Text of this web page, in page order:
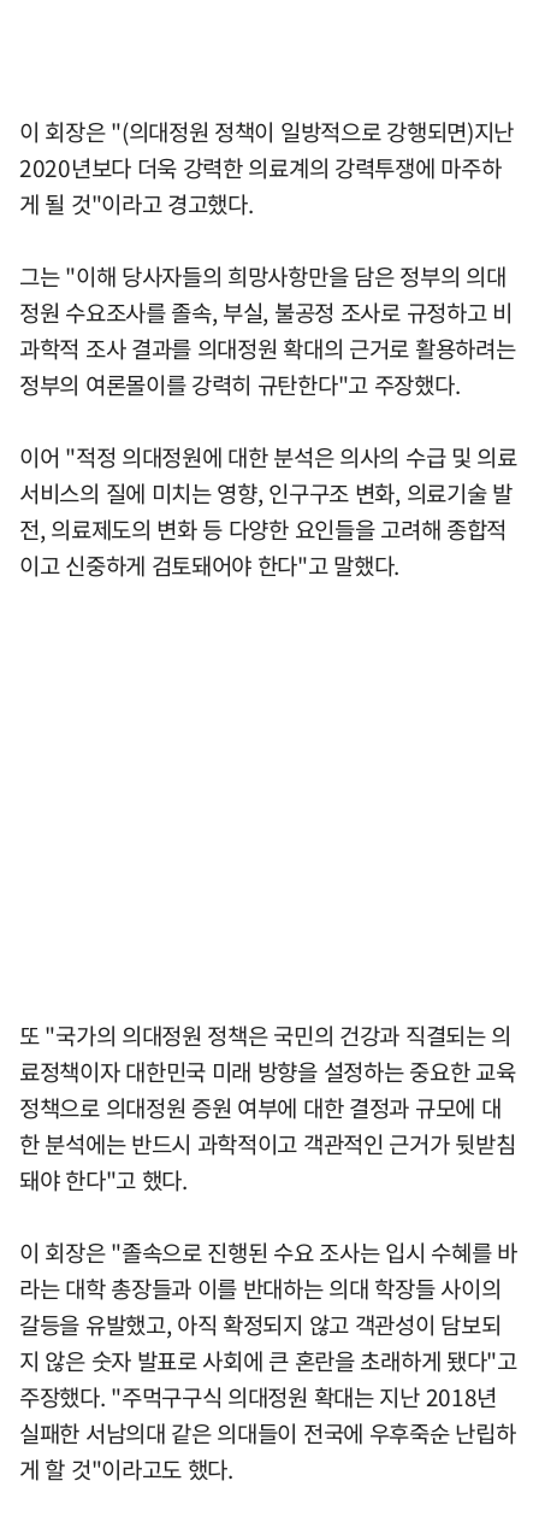
이 회장은 "(의대정원 정책이 일방적으로 강행되면)지난
2020년보다 더욱 강력한 의료계의 강력투쟁에 마주하
게 될 것"이라고 경고했다.
그는 "이해 당사자들의 희망사항만을 담은 정부의 의대
정원 수요조사를 졸속, 부실, 불공정 조사로 규정하고 비
과학적 조사 결과를 의대정원 확대의 근거로 활용하려는
정부의 여론몰이를 강력히 규탄한다"고 주장했다.
이어 "적정 의대정원에 대한 분석은 의사의 수급 및 의료
서비스의 질에 미치는 영향, 인구구조 변화, 의료기술 발
전, 의료제도의 변화 등 다양한 요인들을 고려해 종합적
이고 신중하게 검토돼어야 한다"고 말했다.
또 "국가의 의대정원 정책은 국민의 건강과 직결되는 의
료정책이자 대한민국 미래 방향을 설정하는 중요한 교육
정책으로 의대정원 증원 여부에 대한 결정과 규모에 대
한 분석에는 반드시 과학적이고 객관적인 근거가 뒷받침
돼야 한다"고 했다.
이 회장은 "졸속으로 진행된 수요 조사는 입시 수혜를 바
라는 대학 총장들과 이를 반대하는 의대 학장들 사이의
갈등을 유발했고, 아직 확정되지 않고 객관성이 담보되
지 않은 숫자 발표로 사회에 큰 혼란을 초래하게 됐다"고
주장했다. "주먹구구식 의대정원 확대는 지난 2018년
실패한 서남의대 같은 의대들이 전국에 우후죽순 난립하
게 할 것"이라고도 했다.